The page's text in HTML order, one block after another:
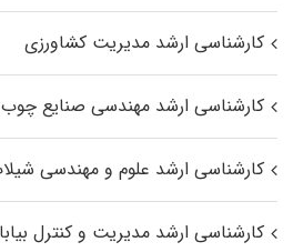
کارشناسی ارشد مدیریت کشاورزی
کارشناسی ارشد مهندسی صنایع چوب
کارشناسی ارشد علوم و مهندسی
کارشناسی ارشد مدیریت و کنترل